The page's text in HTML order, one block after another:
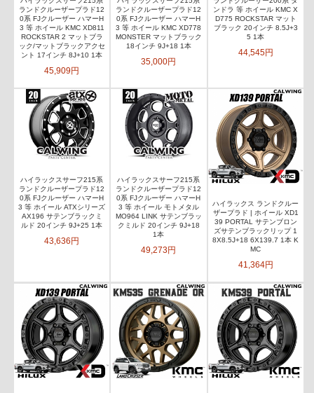
ランドクルーザープラド12
0系 FJクルーザー ハマーH
3 等 ホイール KMC XD811
ROCKSTAR 2 マットブラ
ック/マットブラックアクセ
ント 17インチ 8J+10 1本
45,909円
ランドクルーザープラド12
0系 FJクルーザー ハマーH
3 等 ホイール KMC XD778
MONSTER マットブラック
18インチ 9J+18 1本
35,000円
ンドラ 等 ホイール KMC X
D775 ROCKSTAR マット
ブラック 20インチ 8.5J+3
5 1本
44,545円
ハイラックスサーフ215系
ランドクルーザープラド12
0系 FJクルーザー ハマーH
3 等 ホイール ATXシリーズ
AX196 サテンブラックミ
ルド 20インチ 9J+25 1本
43,636円
ハイラックスサーフ215系
ランドクルーザープラド12
0系 FJクルーザー ハマーH
3 等 ホイール モトメタル
MO964 LINK サテンブラッ
クミルド 20インチ 9J+18
1本
49,273円
ハイラックス ランドクルー
ザープラド | ホイール XD1
39 PORTAL サテンブロン
ズサテンブラックリップ 1
8X8.5J+18 6X139.7 1本 K
MC
41,364円